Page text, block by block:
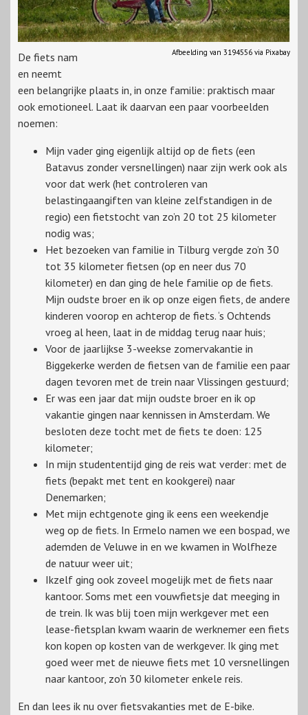
Afbeelding van 3194556 via Pixabay
De fiets nam
en neemt
een belangrijke plaats in, in onze familie: praktisch maar
ook emotioneel. Laat ik daarvan een paar voorbeelden
noemen:
Mijn vader ging eigenlijk altijd op de fiets (een
Batavus zonder versnellingen) naar zijn werk ook als
voor dat werk (het controleren van
belastingaangiften van kleine zelfstandigen in de
regio) een fietstocht van zo’n 20 tot 25 kilometer
nodig was;
Het bezoeken van familie in Tilburg vergde zo’n 30
tot 35 kilometer fietsen (op en neer dus 70
kilometer) en dan ging de hele familie op de fiets.
Mijn oudste broer en ik op onze eigen fiets, de andere
kinderen voorop en achterop de fiets. ‘s Ochtends
vroeg al heen, laat in de middag terug naar huis;
Voor de jaarlijkse 3-weekse zomervakantie in
Biggekerke werden de fietsen van de familie een paar
dagen tevoren met de trein naar Vlissingen gestuurd;
Er was een jaar dat mijn oudste broer en ik op
vakantie gingen naar kennissen in Amsterdam. We
besloten deze tocht met de fiets te doen: 125
kilometer;
In mijn studententijd ging de reis wat verder: met de
fiets (bepakt met tent en kookgerei) naar
Denemarken;
Met mijn echtgenote ging ik eens een weekendje
weg op de fiets. In Ermelo namen we een bospad, we
ademden de Veluwe in en we kwamen in Wolfheze
de natuur weer uit;
Ikzelf ging ook zoveel mogelijk met de fiets naar
kantoor. Soms met een vouwfietsje dat meeging in
de trein. Ik was blij toen mijn werkgever met een
lease-fietsplan kwam waarin de werknemer een fiets
kon kopen op kosten van de werkgever. Ik ging met
goed weer met de nieuwe fiets met 10 versnellingen
naar kantoor, zo’n 30 kilometer enkele reis.
En dan lees ik nu over fietsvakanties met de E-bike.